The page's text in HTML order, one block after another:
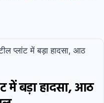
परिसर में ‘एक पेड़ मां के नाम’
पुलिस पर गंभीर आरोप; बीजेपी
प्लांट में बड़ा हादसा, आठ
में बड़ा हादसा, आठ